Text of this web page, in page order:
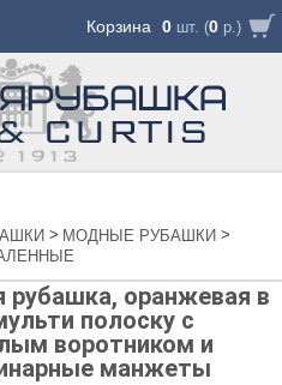
Корзина 0 шт. (0 р.)
> МОДНЫЕ РУБАШКИ >
рубашка, оранжевая в
полоску с
воротником и
манжеты